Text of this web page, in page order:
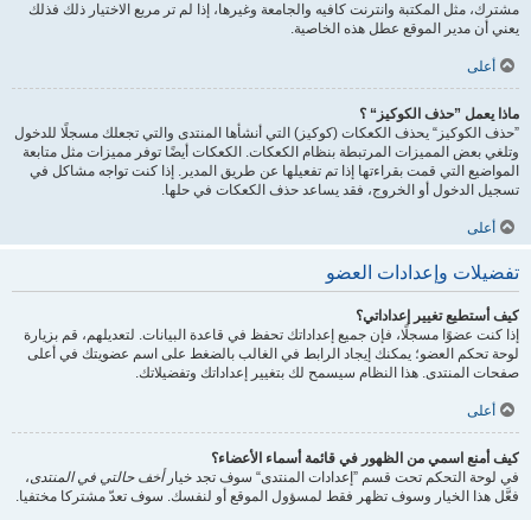
مشترك، مثل المكتبة وانترنت كافيه والجامعة وغيرها، إذا لم تر مربع الاختيار ذلك فذلك
يعني أن مدير الموقع عطل هذه الخاصية.
أعلى
ماذا يعمل ”حذف الكوكيز“ ؟
”حذف الكوكيز“ يحذف الكعكات (كوكيز) التي أنشأها المنتدى والتي تجعلك مسجلًا للدخول
وتلغي بعض المميزات المرتبطة بنظام الكعكات. الكعكات أيضًا توفر مميزات مثل متابعة
المواضيع التي قمت بقراءتها إذا تم تفعيلها عن طريق المدير. إذا كنت تواجه مشاكل في
تسجيل الدخول أو الخروج، فقد يساعد حذف الكعكات في حلها.
أعلى
تفضيلات وإعدادات العضو
كيف أستطيع تغيير إعداداتي؟
إذا كنت عضوًا مسجلًا، فإن جميع إعداداتك تحفظ في قاعدة البيانات. لتعديلهم، قم بزيارة
لوحة تحكم العضو؛ يمكنك إيجاد الرابط في الغالب بالضغط على اسم عضويتك في أعلى
صفحات المنتدى. هذا النظام سيسمح لك بتغيير إعداداتك وتفضيلاتك.
أعلى
كيف أمنع اسمي من الظهور في قائمة أسماء الأعضاء؟
في لوحة التحكم تحت قسم ”إعدادات المنتدى“ سوف تجد خيارأخف حالتي في المنتدى،
فعَّل هذا الخيار وسوف تظهر فقط لمسؤول الموقع أو لنفسك. سوف تعدّ مشتركا مختفيا.